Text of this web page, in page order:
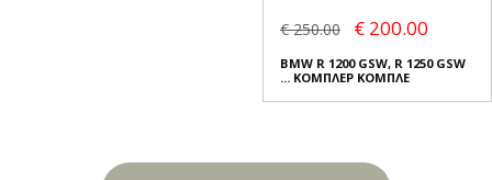
€ 250.00 € 200.00
BMW R 1200 GSW, R 1250 GSW
... ΚΟΜΠΛΕΡ ΚΟΜΠΛΕ